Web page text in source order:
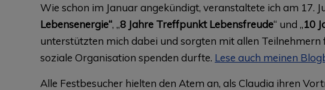
Wie schon im Januar angekündigt, veranstaltete ich am 17.
Lebensenergie“, „8 Jahre Treffpunkt Lebensfreude“ und „10
unterstützten mich dabei und sorgten mit allen
soziale Organisation spenden durfte. Lese auch meinen
Alle Festbesucher hielten den Atem an, als Claudia ihren